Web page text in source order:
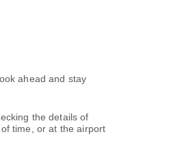
ahead and stay
the details of
time, or at the airport